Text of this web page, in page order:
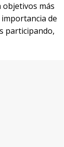
objetivos más
de
participando,
la
en el
que sean
los que tengo
algo para